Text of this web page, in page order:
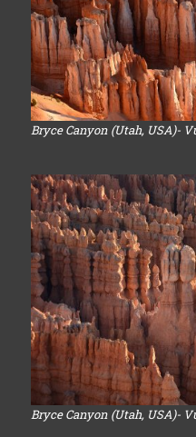
Bryce Canyon (Utah, USA)-
Bryce Canyon (Utah, USA)-